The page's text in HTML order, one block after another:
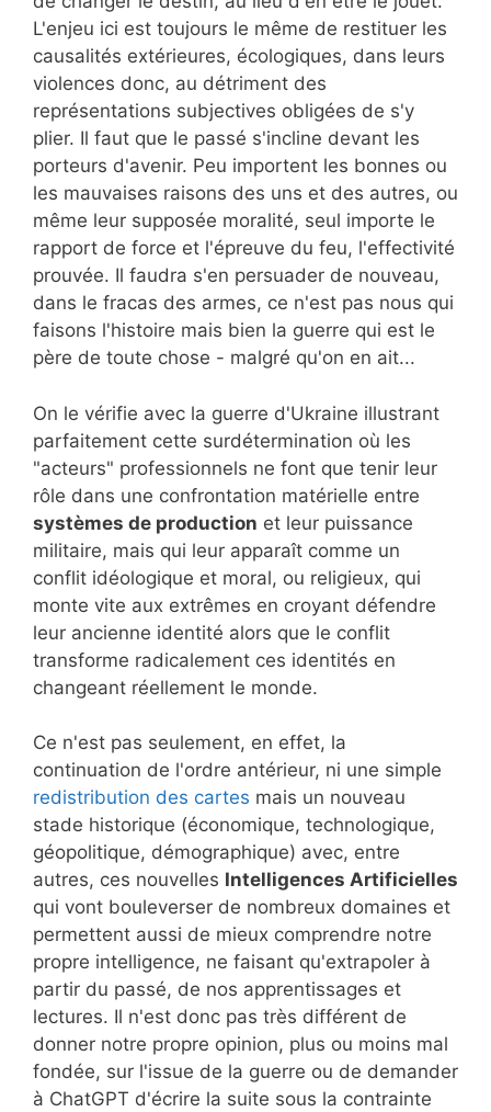
L'enjeu ici est toujours le même de restituer les
causalités extérieures, écologiques, dans leurs
violences donc, au détriment des
représentations subjectives obligées de s'y
plier. Il faut que le passé s'incline devant les
porteurs d'avenir. Peu importent les bonnes ou
les mauvaises raisons des uns et des autres, ou
même leur supposée moralité, seul importe le
rapport de force et l'épreuve du feu, l'effectivité
prouvée. Il faudra s'en persuader de nouveau,
dans le fracas des armes, ce n'est pas nous qui
faisons l'histoire mais bien la guerre qui est le
père de toute chose - malgré qu'on en ait...
On le vérifie avec la guerre d'Ukraine illustrant
parfaitement cette surdétermination où les
"acteurs" professionnels ne font que tenir leur
rôle dans une confrontation matérielle entre
systèmes de production et leur puissance
militaire, mais qui leur apparaît comme un
conflit idéologique et moral, ou religieux, qui
monte vite aux extrêmes en croyant défendre
leur ancienne identité alors que le conflit
transforme radicalement ces identités en
changeant réellement le monde.
Ce n'est pas seulement, en effet, la
continuation de l'ordre antérieur, ni une simple
redistribution des cartes mais un nouveau
stade historique (économique, technologique,
géopolitique, démographique) avec, entre
autres, ces nouvelles Intelligences Artificielles
qui vont bouleverser de nombreux domaines et
permettent aussi de mieux comprendre notre
propre intelligence, ne faisant qu'extrapoler à
partir du passé, de nos apprentissages et
lectures. Il n'est donc pas très différent de
donner notre propre opinion, plus ou moins mal
fondée, sur l'issue de la guerre ou de demander
à ChatGPT d'écrire la suite sous la contrainte